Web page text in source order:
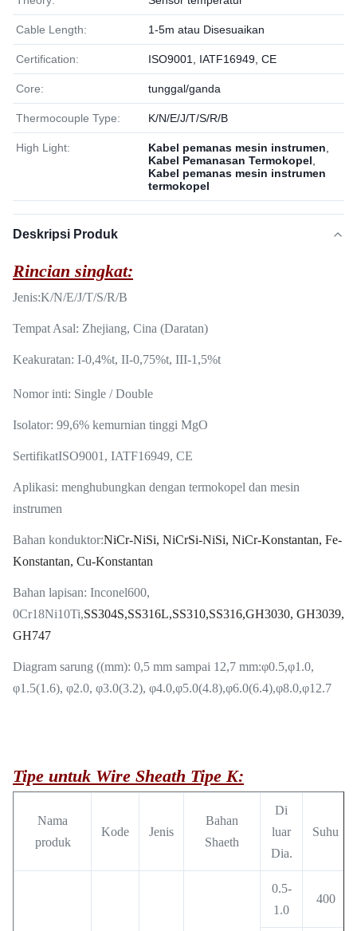
Cable Length: 1-5m atau Disesuaikan
Certification: ISO9001, IATF16949, CE
Core: tunggal/ganda
Thermocouple Type: K/N/E/J/T/S/R/B
High Light: Kabel pemanas mesin instrumen
Kabel Pemanasan Termokopel
Kabel pemanas mesin instrumen
termokopel
Deskripsi Produk
Rincian singkat:
Jenis:K/N/E/J/T/S/R/B
Tempat Asal: Zhejiang, Cina (Daratan)
Keakuratan: I-0,4%t, II-0,75%t, III-1,5%t
Nomor inti: Single / Double
Isolator: 99,6% kemurnian tinggi MgO
SertifikatISO9001, IATF16949, CE
Aplikasi: menghubungkan dengan termokopel dan mesin
instrumen
Bahan konduktor:NiCr-NiSi, NiCrSi-NiSi, NiCr-Konstantan, Fe-
Konstantan, Cu-Konstantan
Bahan lapisan: Inconel600,
0Cr18Ni10Ti,SS304S,SS316L,SS310,SS316,GH3030, GH3039,
GH747
Diagram sarung ((mm): 0,5 mm sampai 12,7 mm:φ0.5,φ1.0,
φ1.5(1.6), φ2.0, φ3.0(3.2), φ4.0,φ5.0(4.8),φ6.0(6.4),φ8.0,φ12.7
Tipe untuk Wire Sheath Tipe K:
Nama
produk
Kode Jenis
Bahan
Shaeth
Di
luar
Dia.
Suhu
0.5-
1.0
400